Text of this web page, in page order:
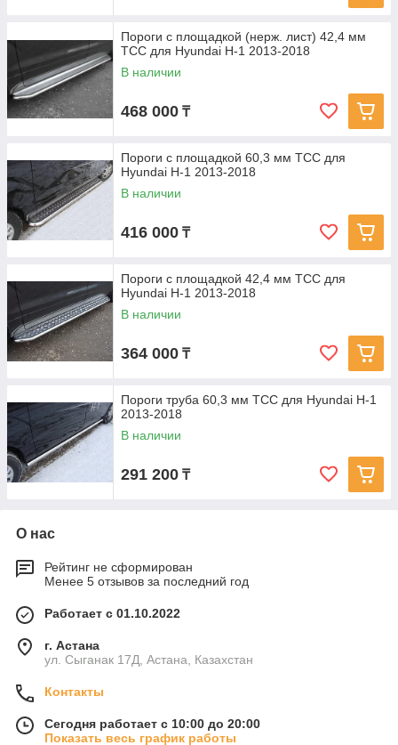
Пороги с площадкой (нерж. лист) 42,4 мм
ТСС для Hyundai H-1 2013-2018
В наличии
468 000 ₸
Пороги с площадкой 60,3 мм ТСС для
Hyundai H-1 2013-2018
В наличии
416 000 ₸
Пороги с площадкой 42,4 мм ТСС для
Hyundai H-1 2013-2018
В наличии
364 000 ₸
Пороги труба 60,3 мм ТСС для Hyundai H-1
2013-2018
В наличии
291 200 ₸
О нас
Рейтинг не сформирован
Менее 5 отзывов за последний год
Работает с 01.10.2022
г. Астана
ул. Сыганак 17Д, Астана, Казахстан
Контакты
Сегодня работает с 10:00 до 20:00
Показать весь график работы